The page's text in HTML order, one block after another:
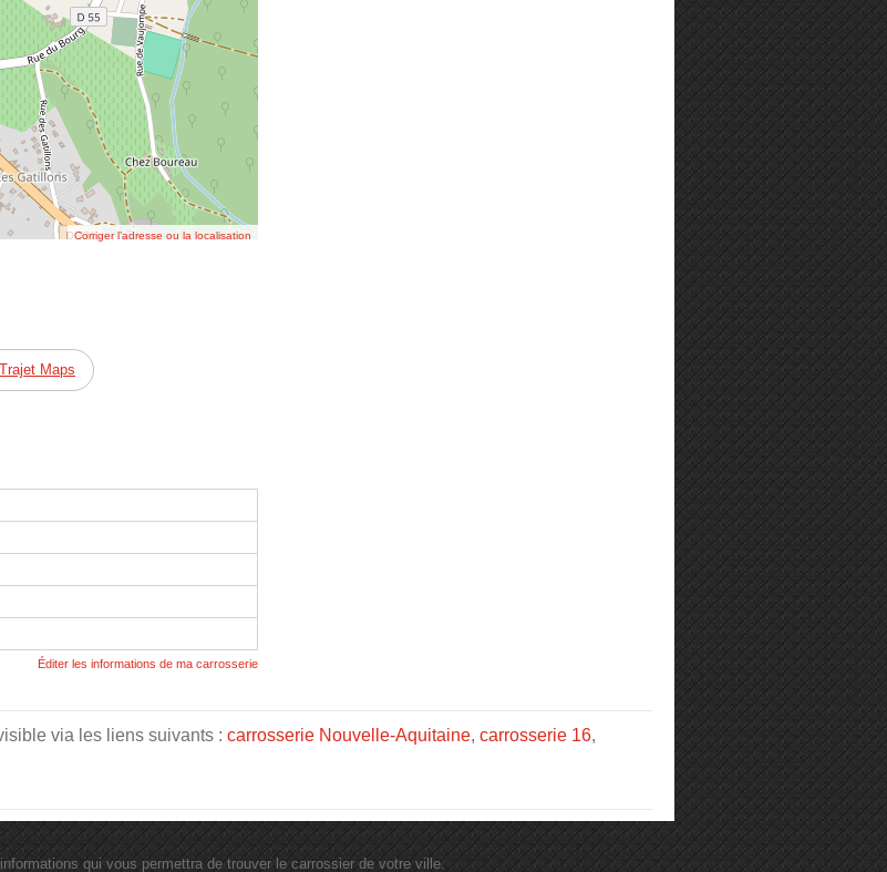
Corriger l’adresse ou la localisation
Trajet Maps
Éditer les informations de ma carrosserie
via les liens suivants : carrosserie Nouvelle-Aquitaine, carrosserie 16,
qui vous permettra de trouver le carrossier de votre ville.